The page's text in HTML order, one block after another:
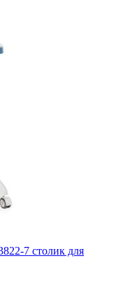
7 столик для